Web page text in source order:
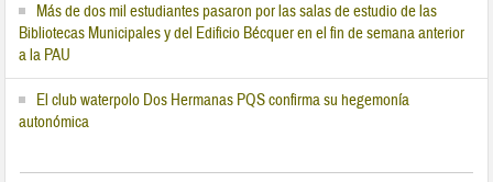
Más de dos mil estudiantes pasaron por las salas de estudio de las
Bibliotecas Municipales y del Edificio Bécquer en el fin de semana anterior
a la PAU
El club waterpolo Dos Hermanas PQS confirma su hegemonía
autonómica